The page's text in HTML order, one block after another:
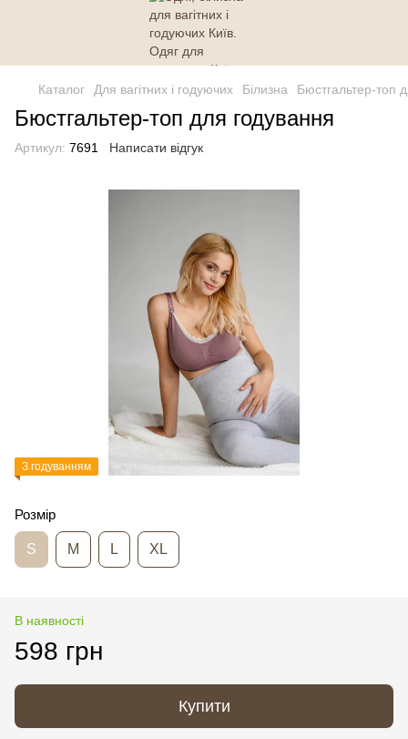
Каталог Для вагітних і годуючих Білизна Бюстгальтер-топ
Бюстгальтер-топ для годування
Артикул: 7691 Написати відгук
З годуванням
Розмір
S M L XL
В наявності
598 грн
Купити